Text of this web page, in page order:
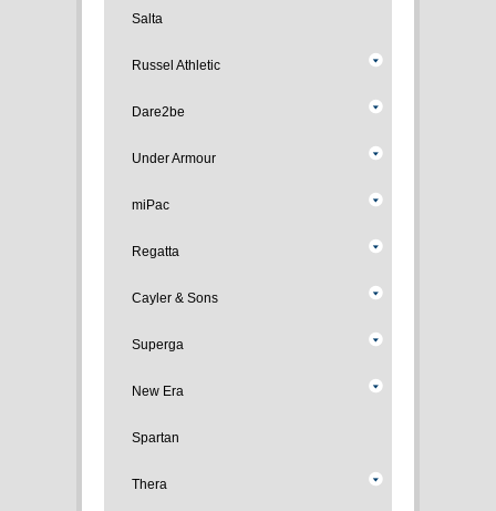
Salta
Russel Athletic
Dare2be
Under Armour
miPac
Regatta
Cayler & Sons
Superga
New Era
Spartan
Thera